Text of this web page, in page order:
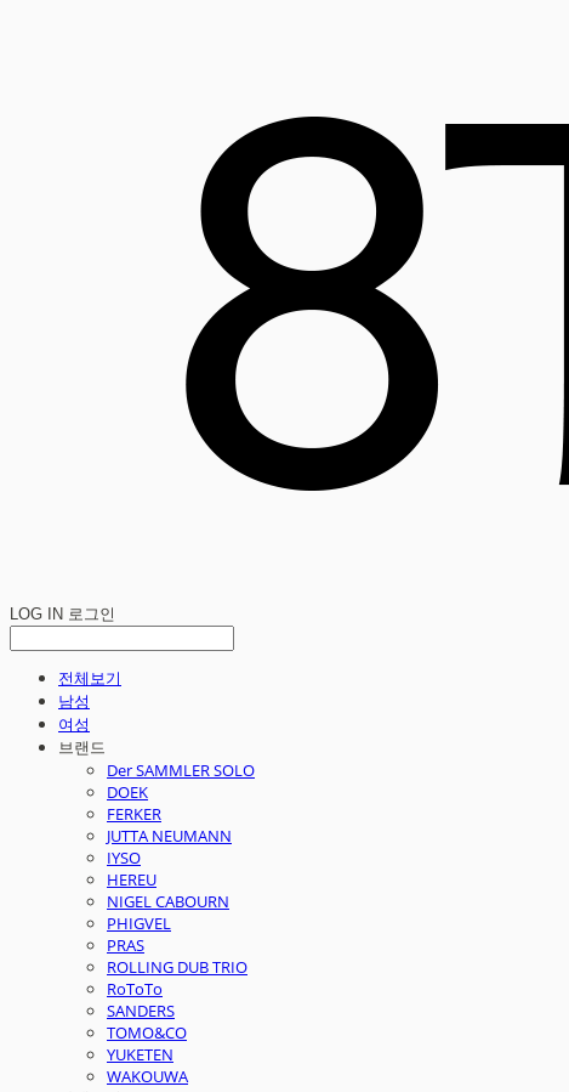
LOG IN 로그인
전체보기
남성
여성
브랜드
Der SAMMLER SOLO
DOEK
FERKER
JUTTA NEUMANN
IYSO
HEREU
NIGEL CABOURN
PHIGVEL
PRAS
ROLLING DUB TRIO
RoToTo
SANDERS
TOMO&CO
YUKETEN
WAKOUWA